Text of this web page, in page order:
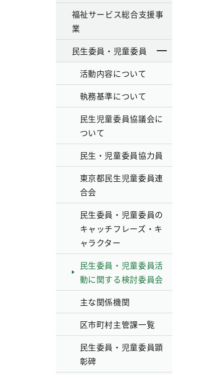
福祉サービス総合支援事
業
民生委員・児童委員
活動内容について
執務基準について
民生児童委員協議会に
ついて
民生・児童委員協力員
東京都民生児童委員連
合会
民生委員・児童委員の
キャッチフレーズ・キ
ャラクター
民生委員・児童委員活
動に関する検討委員会
主な関係機関
区市町村主管課一覧
民生委員・児童委員顕
彰碑